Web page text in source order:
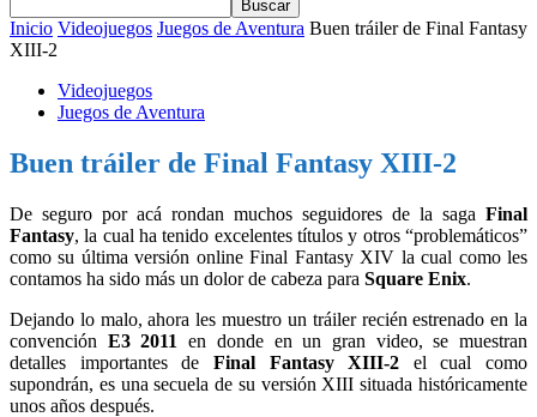
Inicio Videojuegos Juegos de Aventura Buen tráiler de Final Fantasy
XIII-2
Videojuegos
Juegos de Aventura
Buen tráiler de Final Fantasy XIII-2
De seguro por acá rondan muchos seguidores de la saga Final
Fantasy, la cual ha tenido excelentes títulos y otros “problemáticos”
como su última versión online Final Fantasy XIV la cual como les
contamos ha sido más un dolor de cabeza para Square Enix.
Dejando lo malo, ahora les muestro un tráiler recién estrenado en la
convención E3 2011
en donde en un gran video, se muestran
detalles importantes de Final Fantasy XIII-2 el cual como
supondrán, es una secuela de su versión XIII situada históricamente
unos años después.